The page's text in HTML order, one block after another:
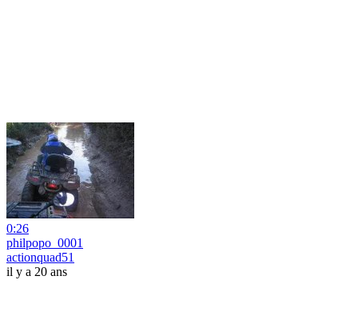
0:26
philpopo_0001
actionquad51
il y a 20 ans